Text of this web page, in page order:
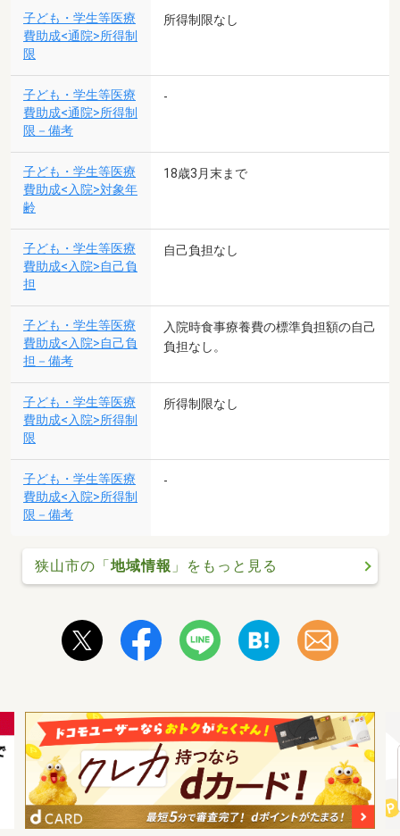
子ども・学生等医療
費助成<通院>所得制
限
所得制限なし
子ども・学生等医療
費助成<通院>所得制
限－備考
-
子ども・学生等医療
費助成<入院>対象年
齢
18歳3月末まで
子ども・学生等医療
費助成<入院>自己負
担
自己負担なし
子ども・学生等医療
費助成<入院>自己負
担－備考
入院時食事療養費の標準負担額の自己
負担なし。
子ども・学生等医療
費助成<入院>所得制
限
所得制限なし
子ども・学生等医療
費助成<入院>所得制
限－備考
-
狭山市の「地域情報 」をもっと見る